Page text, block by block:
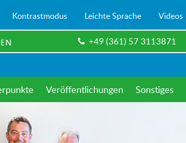
Kontrastmodus Leichte Sprache Videos
+49 (361) 57 3113871
Veröffentlichungen Sonstiges